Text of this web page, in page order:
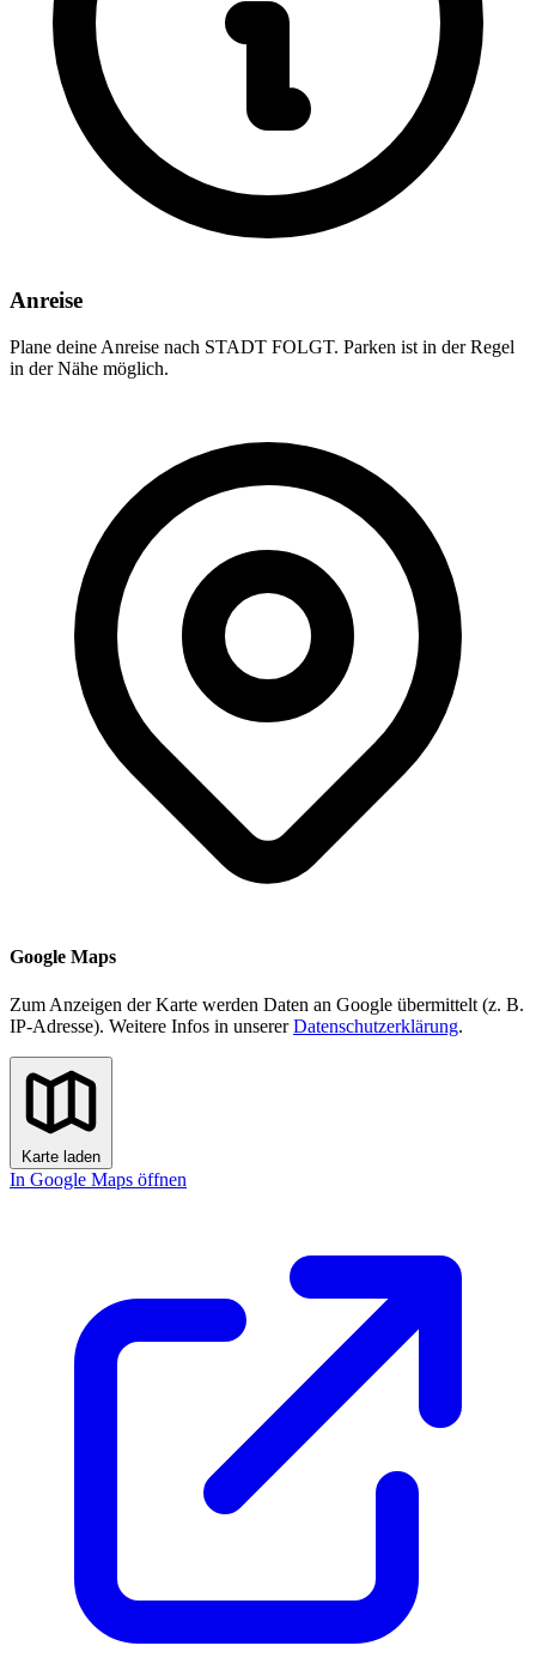
Anreise
Plane deine Anreise nach STADT FOLGT. Parken ist in der Regel
in der Nähe möglich.
Google Maps
Zum Anzeigen der Karte werden Daten an Google übermittelt (z. B.
IP-Adresse). Weitere Infos in unsererDatenschutzerklärung.
Karte laden
In Google Maps öffnen